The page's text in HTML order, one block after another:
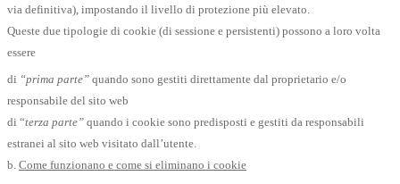
via definitiva), impostando il livello di protezione più elevato.
Queste due tipologie di cookie (di sessione e persistenti) possono a loro volta
essere
di “prima parte” quando sono gestiti direttamente dal proprietario e/o
responsabile del sito web
di “terza parte” quando i cookie sono predisposti e gestiti da responsabili
estranei al sito web visitato dall’utente.
b. Come funzionano e come si eliminano i cookie